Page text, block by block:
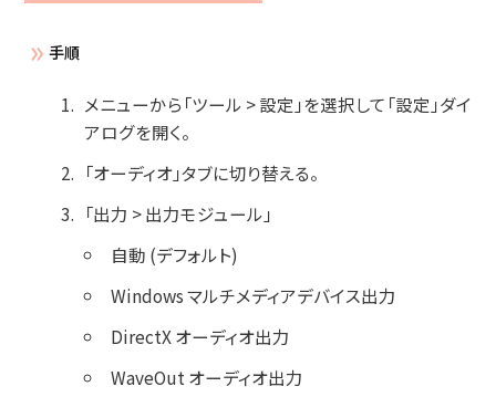
手順
メニューから「ツール > 設定」を選択して「設定」ダイ
アログを開く。
「オーディオ」タブに切り替える。
「出力 > 出力モジュール」
自動 (デフォルト)
Windows マルチメディアデバイス出力
DirectX オーディオ出力
WaveOut オーディオ出力